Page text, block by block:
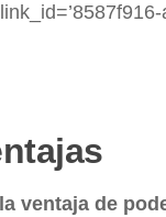
ventaja de